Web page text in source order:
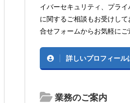
イバーセキュリティ、プラ
に関するご相談もお受けし
合せフォームからお気軽にご
詳しいプロフィール
業務のご案内